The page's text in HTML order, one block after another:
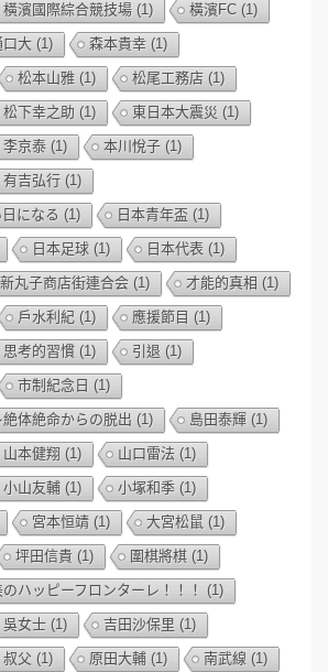
橫濱國際綜合競技場 (1) 橫濱FC (1)
口大 (1) 森本貴幸 (1)
松本山雅 (1) 松尾工務店 (1)
松下幸之助 (1) 東日本大震災 (1)
李京泰 (1) 本川悅子 (1)
有吉弘行 (1)
になる (1) 日本青年盃 (1)
日本足球 (1) 日本代表 (1)
新丸子商店街連合会 (1) 才能的真相 (1)
戶水利紀 (1) 應援節目 (1)
思考的習慣 (1) 引退 (1)
市制紀念日 (1)
体絶命からの脱出 (1) 島田泰輝 (1)
山本健翔 (1) 山口雷法 (1)
小山友輔 (1) 小塚和季 (1)
宮本恒靖 (1) 大宮松鼠 (1)
坪田信貴 (1) 圍棋將棋 (1)
ハッピーフロンターレ！！！ (1)
吳女士 (1) 吉田沙保里 (1)
叔父 (1) 原田大輔 (1) 南武線 (1)